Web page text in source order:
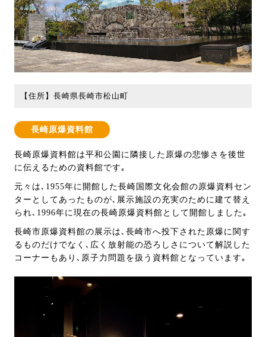
【住所】長崎県長崎市松山町
長崎原爆資料館
長崎原爆資料館は平和公園に隣接した原爆の悲惨さを後世
に伝えるための資料館です｡
元々は､1955年に開館した長崎国際文化会館の原爆資料セン
ターとしてあったものが､展示施設の充実のために建て替え
られ､1996年に現在の長崎原爆資料館として開館しました｡
長崎市原爆資料館の展示は､長崎市へ投下された原爆に関す
るものだけでなく､広く放射能の恐ろしさについて解説した
コーナーもあり､原子力問題を扱う資料館となっています｡